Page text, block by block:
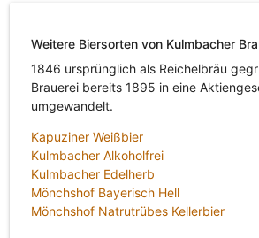
Weitere Biersorten von Kulmbacher
1846 ursprünglich als Reichelbräu
Brauerei bereits 1895 in eine
umgewandelt.
Kapuziner Weißbier
Kulmbacher Alkoholfrei
Kulmbacher Edelherb
Mönchshof Bayerisch Hell
Mönchshof Natrutrübes Kellerbier